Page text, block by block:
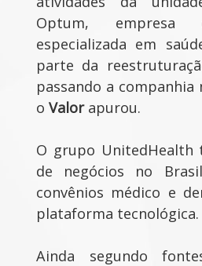
Optum, empresa
especializada em
parte da
passando a companhia
o Valor apurou.
O grupo
de negócios no
convênios médico e
plataforma tecnológica.
Ainda segundo